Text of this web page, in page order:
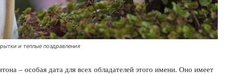
и теплые поздравления
– особая дата для всех обладателей этого имени. Оно имеет